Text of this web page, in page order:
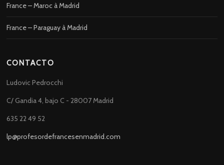
France – Maroc à Madrid
France – Paraguay à Madrid
CONTACTO
Ludovic Pedrocchi
C/ Gandia 4, bajo C - 28007 Madrid
635 22 49 52
lp@profesordefrancesenmadrid.com